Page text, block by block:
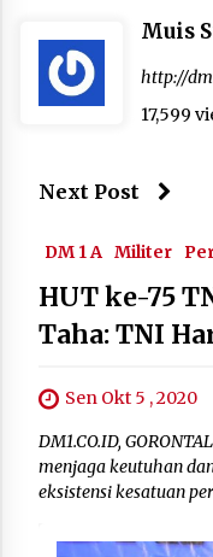
Muis
http://
17,599
Next Post
DM 1 A Militer
HUT ke-75
Taha: TNI
Sen Okt 5 , 2020
DM1.CO.ID,
menjaga keutuhan
eksistensi kesatuan